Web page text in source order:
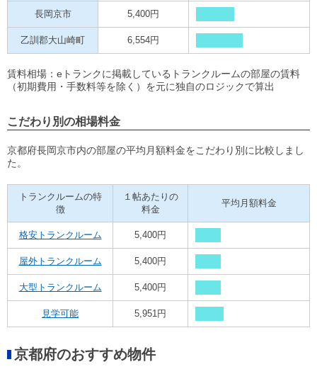
長岡京市 5,400円
乙訓郡大山崎町 6,554円
賃料相場：eトランクに掲載しているトランクルームの部屋の賃料
（初期費用・手数料等を除く）を元に独自のロジックで算出
こだわり別の相場料金
京都府長岡京市内の部屋の平均月額料金をこだわり別に比較しまし
た。
トランクルームの特
徴
１帖あたりの
料金
平均月額料金
格安トランクルーム 5,400円
屋外トランクルーム 5,400円
大型トランクルーム 5,400円
見学可能 5,951円
京都府のおすすめ物件